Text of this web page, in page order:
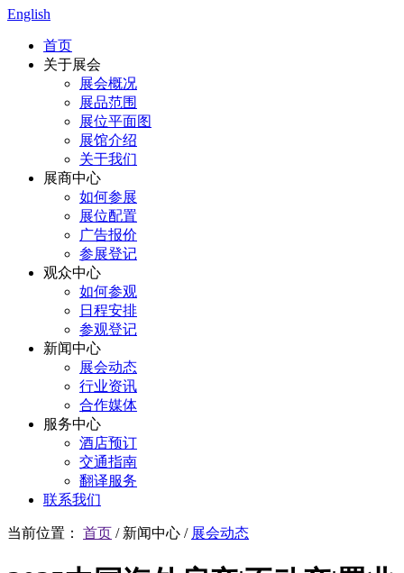
English
首页
关于展会
展会概况
展品范围
展位平面图
展馆介绍
关于我们
展商中心
如何参展
展位配置
广告报价
参展登记
观众中心
如何参观
日程安排
参观登记
新闻中心
展会动态
行业资讯
合作媒体
服务中心
酒店预订
交通指南
翻译服务
联系我们
当前位置： 首页 / 新闻中心 / 展会动态